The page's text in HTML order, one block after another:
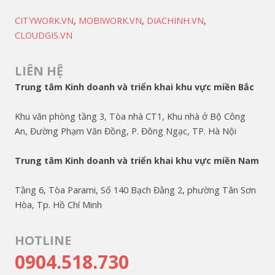
CITYWORK.VN, MOBIWORK.VN, DIACHINH.VN,
CLOUDGIS.VN
LIÊN HỆ
Trung tâm Kinh doanh và triển khai khu vực miền Bắc
Khu văn phòng tầng 3, Tòa nhà CT1, Khu nhà ở Bộ Công
An, Đường Phạm Văn Đồng, P. Đông Ngạc, TP. Hà Nội
Trung tâm Kinh doanh và triển khai khu vực miền Nam
Tầng 6, Tòa Parami, Số 140 Bạch Đằng 2, phường Tân Sơn
Hòa, Tp. Hồ Chí Minh
HOTLINE
0904.518.730